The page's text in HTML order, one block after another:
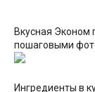
Вкусная Эконом
пошаговыми
Ингредиенты в